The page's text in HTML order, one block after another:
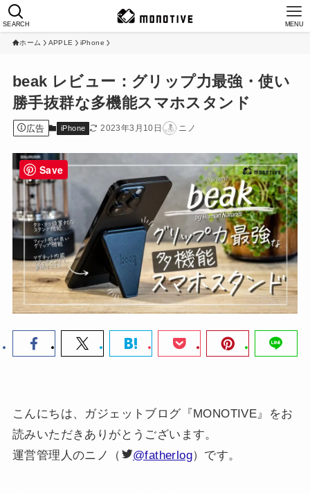
SEARCH MENU
ホーム APPLE iPhone
beak レビュー：グリップ力最強・使い
勝手抜群な多機能スマホスタンド
広告 iPhone 2023年3月10日 ニノ
こんにちは、ガジェットブログ『MONOTIVE』をお
読みいただきありがとうございます。
運営管理人のニノ（
@fatherlog）です。
Save